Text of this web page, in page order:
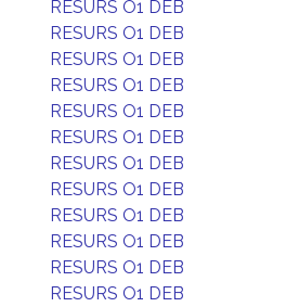
RESURS O1 DEB
RESURS O1 DEB
RESURS O1 DEB
RESURS O1 DEB
RESURS O1 DEB
RESURS O1 DEB
RESURS O1 DEB
RESURS O1 DEB
RESURS O1 DEB
RESURS O1 DEB
RESURS O1 DEB
RESURS O1 DEB